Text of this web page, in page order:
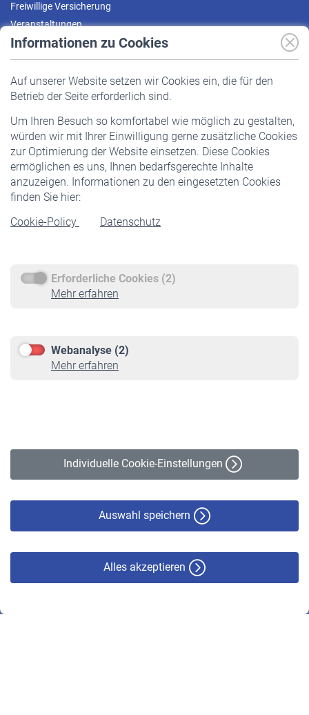
Informationen zu Cookies
Auf unserer Website setzen wir Cookies ein, die für den
Betrieb der Seite erforderlich sind.
Um Ihren Besuch so komfortabel wie möglich zu gestalten,
würden wir mit Ihrer Einwilligung gerne zusätzliche Cookies
zur Optimierung der Website einsetzen. Diese Cookies
ermöglichen es uns, Ihnen bedarfsgerechte Inhalte
anzuzeigen. Informationen zu den eingesetzten Cookies
finden Sie hier:
Cookie-Policy
Datenschutz
Erforderliche Cookies (2)
Mehr erfahren
Webanalyse (2)
Mehr erfahren
Individuelle Cookie-Einstellungen
Auswahl speichern
Alles akzeptieren
Freiwillige Versicherung
Veranstaltungen
Pflichtversicherung
Staatliche Förderung
Veranstaltungen
Rentner
Rentenbeginn
Rente beantragen
Service
Informationen
Online-Rechner
VBLnewsletter
Erklärung zur Barrierefreiheit
© VBL 2026